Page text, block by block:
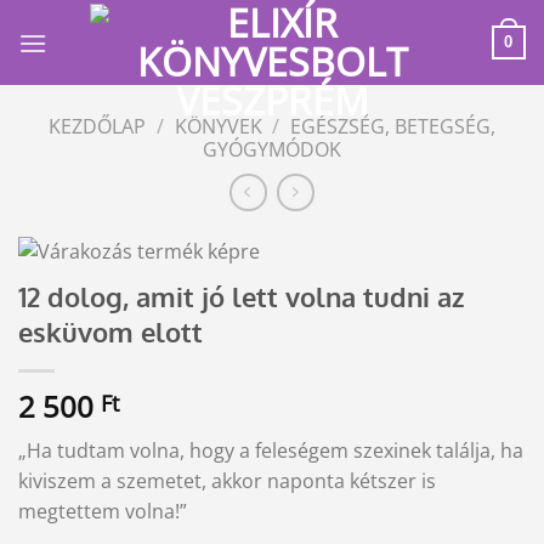
0
KEZDŐLAP / KÖNYVEK / EGÉSZSÉG, BETEGSÉG,
GYÓGYMÓDOK
12 dolog, amit jó lett volna tudni az
esküvom elott
2 500 Ft
„Ha tudtam volna, hogy a feleségem szexinek találja, ha
kiviszem a szemetet, akkor naponta kétszer is
megtettem volna!”